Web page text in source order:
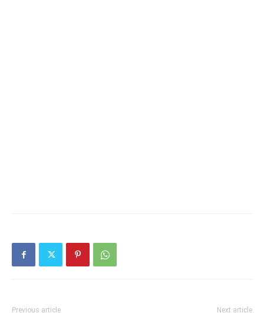
Previous article Next article